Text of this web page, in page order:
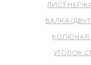
ЛИСТ
БАЛКА
КОЛЮЧАЯ
УГОЛОК